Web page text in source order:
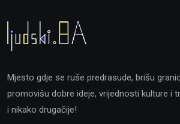
Mjesto gdje se ruše predrasude, brišu
promovišu dobre ideje, vrijednosti kulture i
i nikako drugačije!